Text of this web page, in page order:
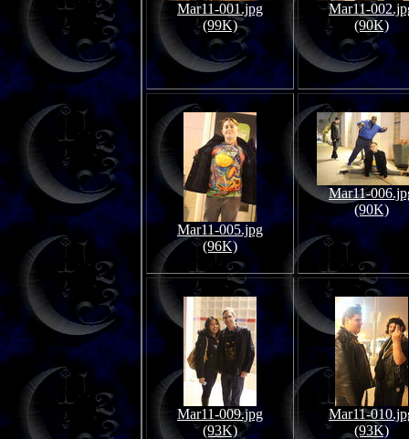
Mar11-001.jpg
(99K)
Mar11-
(90K)
Mar11-005.jpg
(96K)
Mar11-
(90K)
Mar11-009.jpg
(93K)
Mar11-
(93K)